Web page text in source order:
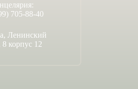
705-88-40
Ленинский
8 корпус 12